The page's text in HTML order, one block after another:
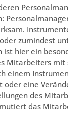
zumindest
ist hier ein
Mitarbeiters
einem
oder eine
des
das